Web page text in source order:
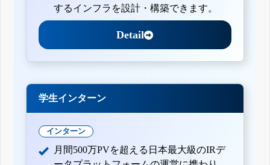
するインフラを設計・構築できます。
Detail
学生インターン
インターン
月間500万PVを超える日本最大級のIRデ